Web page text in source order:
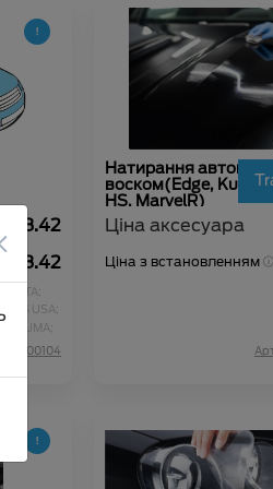
628.42
708.42
FIESTA;
USA;
PUMA;
Натирання
воском(Edge, Kuga,
HS, MarvelR)
Ціна аксесуара
Ціна з встановленням